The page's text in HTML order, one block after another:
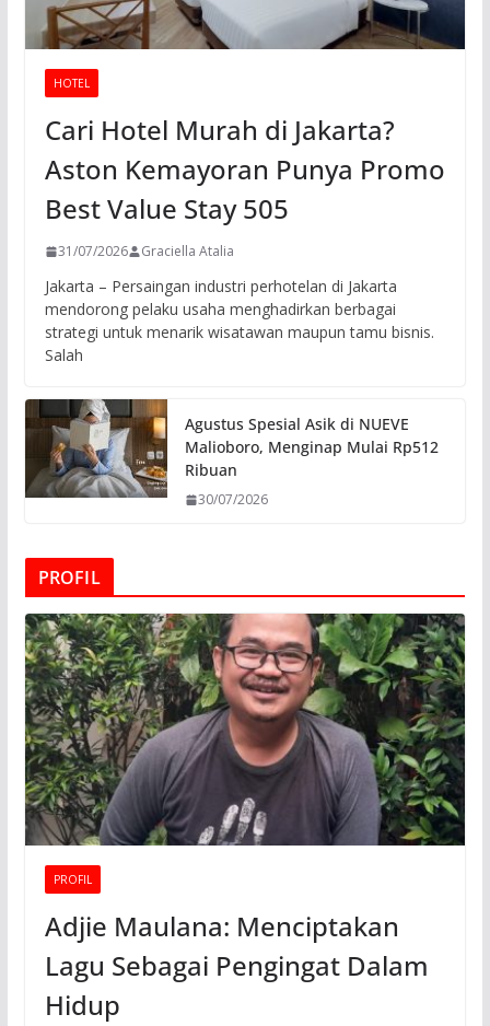
HOTEL
Cari Hotel Murah di Jakarta?
Aston Kemayoran Punya Promo
Best Value Stay 505
31/07/2026 Graciella Atalia
Jakarta – Persaingan industri perhotelan di Jakarta
mendorong pelaku usaha menghadirkan berbagai
strategi untuk menarik wisatawan maupun tamu bisnis.
Salah
Agustus Spesial Asik di NUEVE
Malioboro, Menginap Mulai Rp512
Ribuan
30/07/2026
PROFIL
PROFIL
Adjie Maulana: Menciptakan
Lagu Sebagai Pengingat Dalam
Hidup